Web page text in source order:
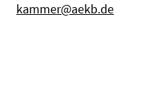
kammer@aekb.de